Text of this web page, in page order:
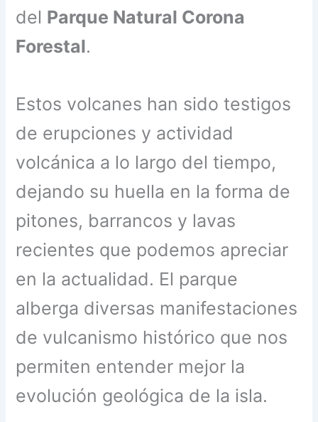
del Parque Natural Corona
Forestal.
Estos volcanes han sido testigos
de erupciones y actividad
volcánica a lo largo del tiempo,
dejando su huella en la forma de
pitones, barrancos y lavas
recientes que podemos apreciar
en la actualidad. El parque
alberga diversas manifestaciones
de vulcanismo histórico que nos
permiten entender mejor la
evolución geológica de la isla.